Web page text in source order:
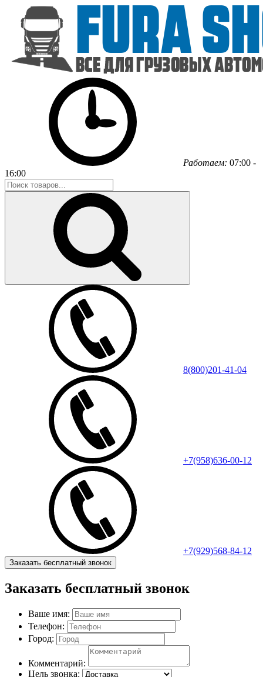
Работаем: 07:00 -
16:00
8(800)201-41-04
+7(958)636-00-12
+7(929)568-84-12
Заказать бесплатный звонок
Заказать бесплатный звонок
Ваше имя:
Телефон:
Город:
Комментарий:
Цель звонка: